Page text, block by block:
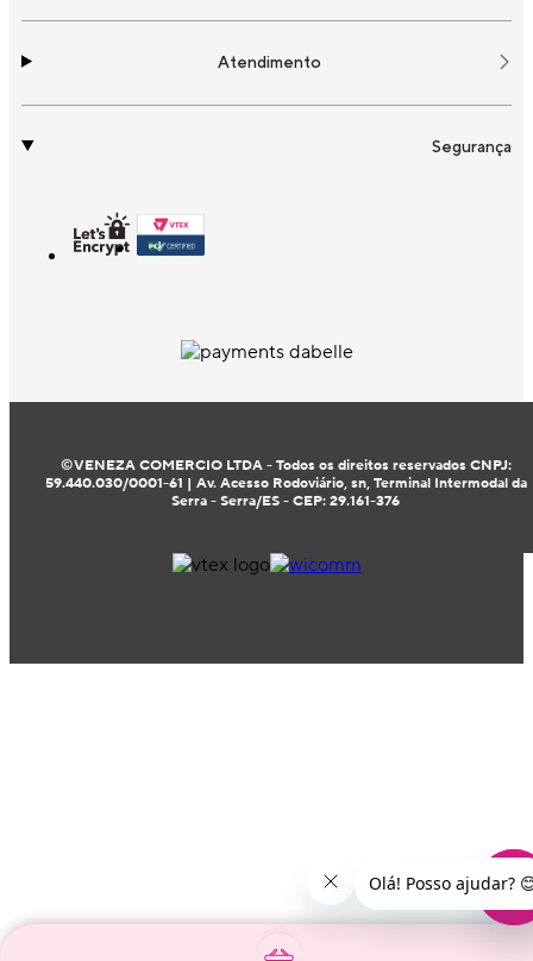
Atendimento
Segurança
©VENEZA COMERCIO LTDA - Todos os direitos reservados CNPJ:
59.440.030/0001-61 | Av. Acesso Rodoviário, sn, Terminal Intermodal da
Serra - Serra/ES - CEP: 29.161-376